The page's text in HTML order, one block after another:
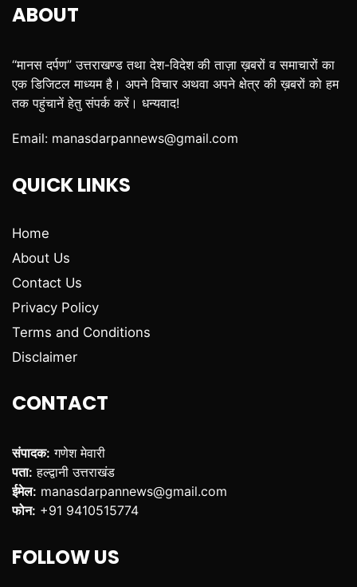
ABOUT
“मानस दर्पण” उत्तराखण्ड तथा देश-विदेश की ताज़ा ख़बरों व समाचारों का
एक डिजिटल माध्यम है। अपने विचार अथवा अपने क्षेत्र की ख़बरों को हम
तक पहुंचानें हेतु संपर्क करें। धन्यवाद!
Email: manasdarpannews@gmail.com
QUICK LINKS
Home
About Us
Contact Us
Privacy Policy
Terms and Conditions
Disclaimer
CONTACT
संपादक: गणेश मेवारी
पता: हल्द्वानी उत्तराखंड
ईमेल: manasdarpannews@gmail.com
फोन: +91 9410515774
FOLLOW US